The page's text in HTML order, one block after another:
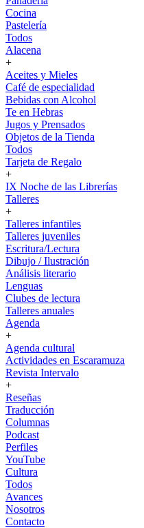
Cocina
Pastelería
Todos
Alacena
+
Aceites y Mieles
Café de especialidad
Bebidas con Alcohol
Te en Hebras
Jugos y Prensados
Objetos de la Tienda
Todos
Tarjeta de Regalo
+
IX Noche de las Librerías
Talleres
+
Talleres infantiles
Talleres juveniles
Escritura/Lectura
Dibujo / Ilustración
Análisis literario
Lenguas
Clubes de lectura
Talleres anuales
Agenda
+
Agenda cultural
Actividades en Escaramuza
Revista Intervalo
+
Reseñas
Traducción
Columnas
Podcast
Perfiles
YouTube
Cultura
Todos
Avances
Nosotros
Contacto